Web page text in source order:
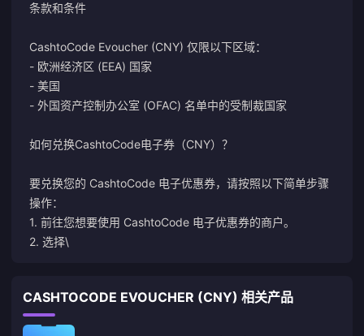
条款和条件
CashtoCode Evoucher (CNY) 仅限以下区域：
- 欧洲经济区 (EEA) 国家
- 美国
- 外国资产控制办公室 (OFAC) 名单中的受制裁国家
如何兑换CashtoCode电子券（CNY）？
要兑换您的 CashtoCode 电子优惠券，请按照以下简单步骤
操作：
1. 前往您想要使用 CashtoCode 电子优惠券的商户。
2. 选择\
CASHTOCODE EVOUCHER (CNY) 相关产品